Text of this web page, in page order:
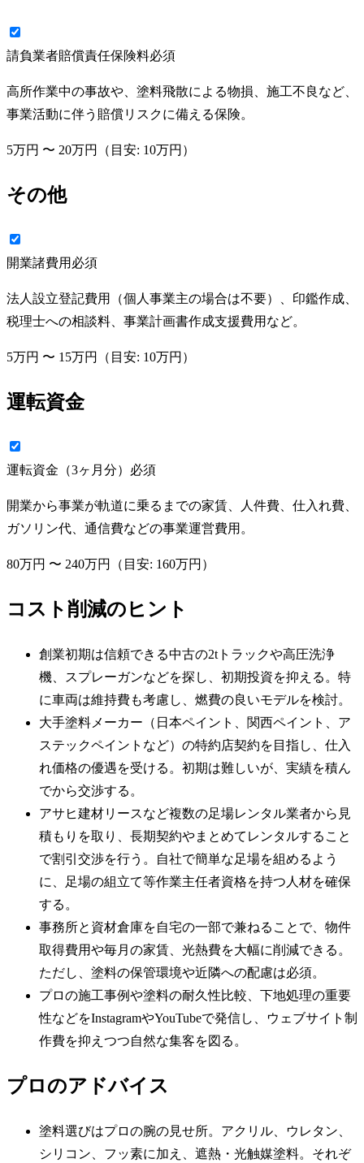
請負業者賠償責任保険料必須
高所作業中の事故や、塗料飛散による物損、施工不良など、
事業活動に伴う賠償リスクに備える保険。
5万円 〜 20万円 （目安: 10万円 ）
その他
開業諸費用 必須
法人設立登記費用（個人事業主の場合は不要）、印鑑作成、
税理士への相談料、事業計画書作成支援費用など。
5万円 〜 15万円 （目安: 10万円 ）
運転資金
運転資金（3ヶ月分） 必須
開業から事業が軌道に乗るまでの家賃、人件費、仕入れ費、
ガソリン代、通信費などの事業運営費用。
80万円 〜 240万円 （目安: 160万円 ）
コスト削減のヒント
創業初期は信頼できる中古の2tトラックや高圧洗浄
機、スプレーガンなどを探し、初期投資を抑える。特
に車両は維持費も考慮し、燃費の良いモデルを検討。
大手塗料メーカー（日本ペイント、関西ペイント、ア
ステックペイントなど）の特約店契約を目指し、仕入
れ価格の優遇を受ける。初期は難しいが、実績を積ん
でから交渉する。
アサヒ建材リースなど複数の足場レンタル業者から見
積もりを取り、長期契約やまとめてレンタルすること
で割引交渉を行う。自社で簡単な足場を組めるよう
に、足場の組立て等作業主任者資格を持つ人材を確保
する。
事務所と資材倉庫を自宅の一部で兼ねることで、物件
取得費用や毎月の家賃、光熱費を大幅に削減できる。
ただし、塗料の保管環境や近隣への配慮は必須。
プロの施工事例や塗料の耐久性比較、下地処理の重要
性などをInstagramやYouTubeで発信し、ウェブサイト制
作費を抑えつつ自然な集客を図る。
プロのアドバイス
塗料選びはプロの腕の見せ所。アクリル、ウレタン、
シリコン、フッ素に加え、遮熱・光触媒塗料。それぞ